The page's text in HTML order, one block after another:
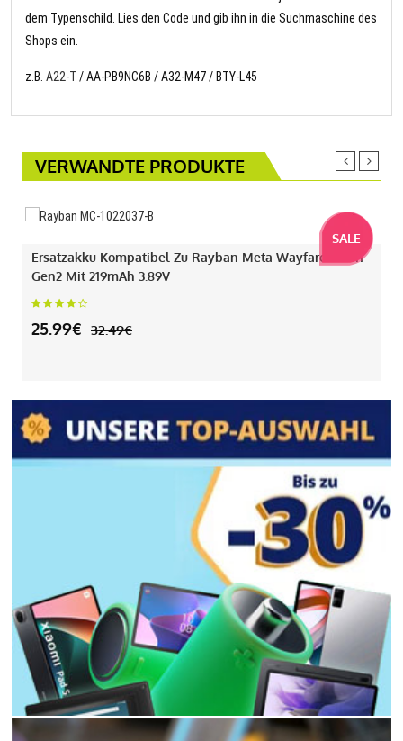
dem Typenschild. Lies den Code und gib ihn in die Suchmaschine des
Shops ein.
z.B. A22-T / AA-PB9NC6B / A32-M47 / BTY-L45
VERWANDTE PRODUKTE
SALE
Ersatzakku Kompatibel Zu Rayban Meta Wayfarer Gen1
Gen2 Mit 219mAh 3.89V
25.99€ 32.49€